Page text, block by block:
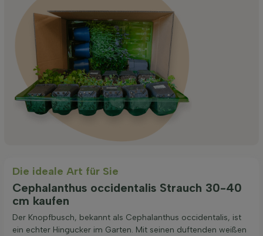
Die ideale Art für Sie
Cephalanthus occidentalis Strauch 30-40
cm kaufen
Der Knopfbusch, bekannt als Cephalanthus occidentalis, ist
ein echter Hingucker im Garten. Mit seinen duftenden weißen